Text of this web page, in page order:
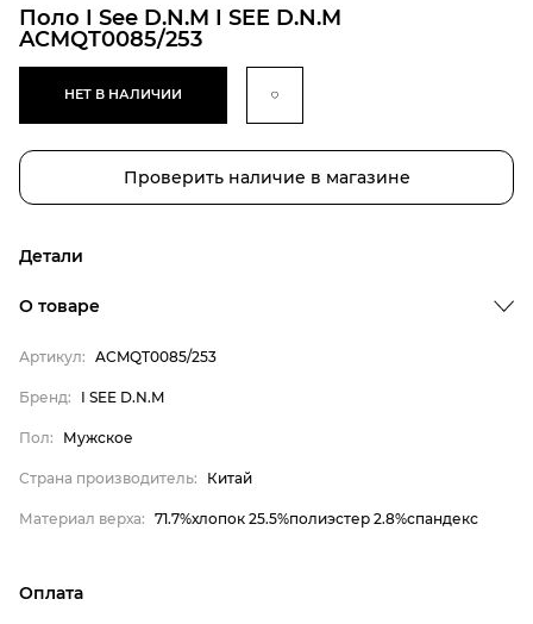
Поло I See D.N.M I SEE D.N.M
ACMQT0085/253
НЕТ В НАЛИЧИИ
Проверить наличие в магазине
Детали
Материал верха
I SEE D.N.M
Мужское
О товаре
Артикул: ACMQT0085/253
Бренд: I SEE D.N.M
Пол: Мужское
Страна производитель: Китай
Материал верха: 71.7%хлопок 25.5%полиэстер 2.8%спандекс
Оплата